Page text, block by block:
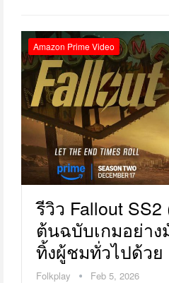
Amazon Prime Video
รีวิว Fallout SS2
ต้นฉบับเกมอย่า
ทิ้งผู้ชมทั่วไปด้วย
Folkplay Feb 5, 2026